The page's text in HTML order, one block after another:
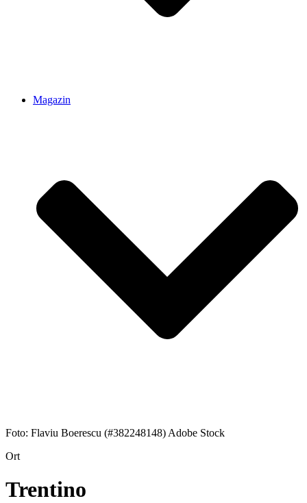
Magazin
Foto: Flaviu Boerescu (#382248148) Adobe Stock
Ort
Trentino